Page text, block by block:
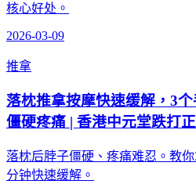
核心好处。
2026-03-09
推拿
落枕推拿按摩快速缓解，3
僵硬疼痛 | 香港中元堂跌打
落枕后脖子僵硬、疼痛难忍。教
分钟快速缓解。